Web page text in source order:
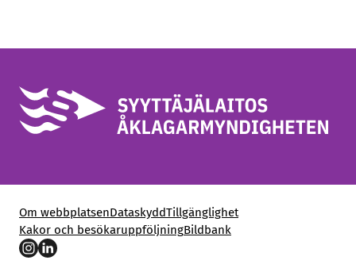
Om webbplatsenDataskyddTillgänglighet
Kakor och besökaruppföljningBildbank